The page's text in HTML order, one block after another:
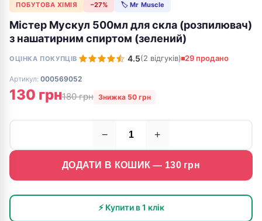
ПОБУТОВА ХІМІЯ −27% 🏷 Mr Muscle
Містер Мускул 500мл для скла (розпилювач)
з нашатирним спиртом (зелений)
ОЦІНКА ПОКУПЦІВ 4.5(2 відгуків) 29 продано
Артикул: 000569052
130 грн180 грн Знижка 50 грн
− +
ДОДАТИ В КОШИК — 130грн
⚡ Купити в 1 клік